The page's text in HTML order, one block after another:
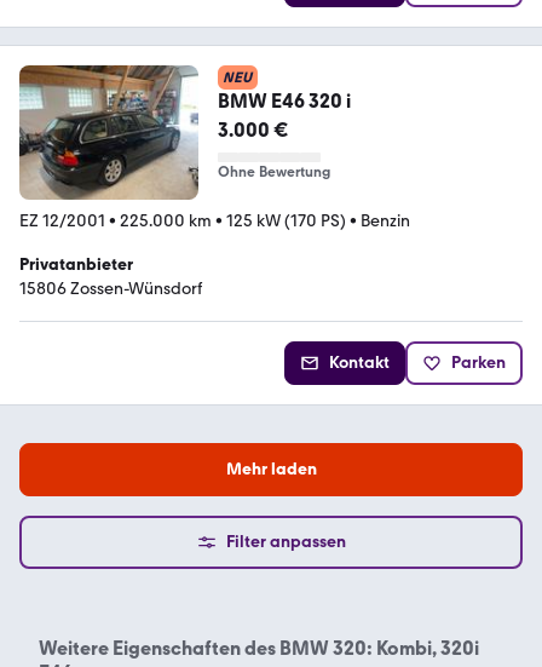
NEU
BMW E46 320 i
3.000 €
Ohne Bewertung
EZ 12/2001 • 225.000 km • 125 kW (170 PS) • Benzin
Privatanbieter
15806 Zossen-Wünsdorf
Kontakt Parken
Mehr laden
Filter anpassen
Weitere Eigenschaften des BMW 320: Kombi, 320i